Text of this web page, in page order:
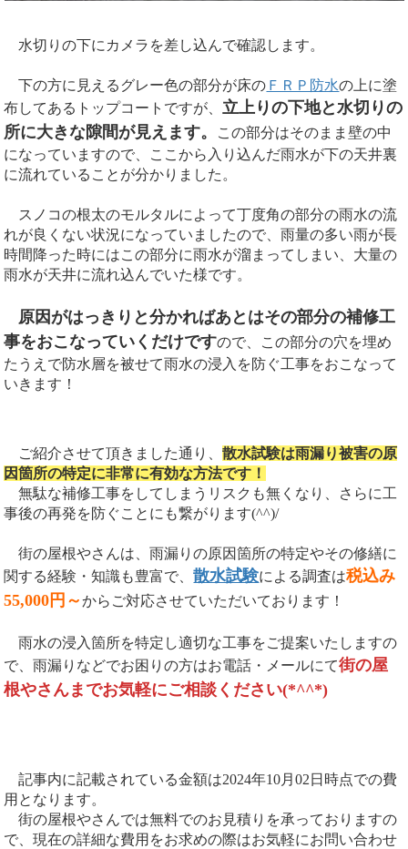
水切りの下にカメラを差し込んで確認します。
下の方に見えるグレー色の部分が床の ＦＲＰ防水の上に塗
布してあるトップコートですが、 立上りの下地と水切りの
所に大きな隙間が見えます。
この部分はそのまま壁の中
になっていますので、ここから入り込んだ雨水が下の天井裏
に流れていることが分かりました。
スノコの根太のモルタルによって丁度角の部分の雨水の流
れが良くない状況になっていましたので、雨量の多い雨が長
時間降った時にはこの部分に雨水が溜まってしまい、大量の
雨水が天井に流れ込んでいた様です。
原因がはっきりと分かればあとはその部分の補修工
事をおこなっていくだけですので、この部分の穴を埋め
たうえで防水層を被せて雨水の浸入を防ぐ工事をおこなって
いきます！
ご紹介させて頂きました通り、散水試験は雨漏り被害の原
因箇所の特定に非常に有効な方法です！
無駄な補修工事をしてしまうリスクも無くなり、さらに工
事後の再発を防ぐことにも繋がります(^^)/
街の屋根やさんは、雨漏りの原因箇所の特定やその修繕に
関する経験・知識も豊富で、散水試験による調査は税込み
55,000円～からご対応させていただいております！
雨水の浸入箇所を特定し適切な工事をご提案いたしますの
で、雨漏りなどでお困りの方はお電話・メールにて街の屋
根やさんまでお気軽にご相談ください(*^^*)
記事内に記載されている金額は2024年10月02日時点での費
用となります。
街の屋根やさんでは無料でのお見積りを承っておりますの
で、現在の詳細な費用をお求めの際はお気軽にお問い合わせ